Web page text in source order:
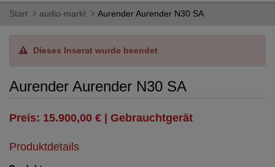
Start audio-markt Aurender Aurender N30 SA
Dieses Inserat wurde beendet
Aurender Aurender N30 SA
Preis: 15.900,00 € | Gebrauchtgerät
Produktdetails